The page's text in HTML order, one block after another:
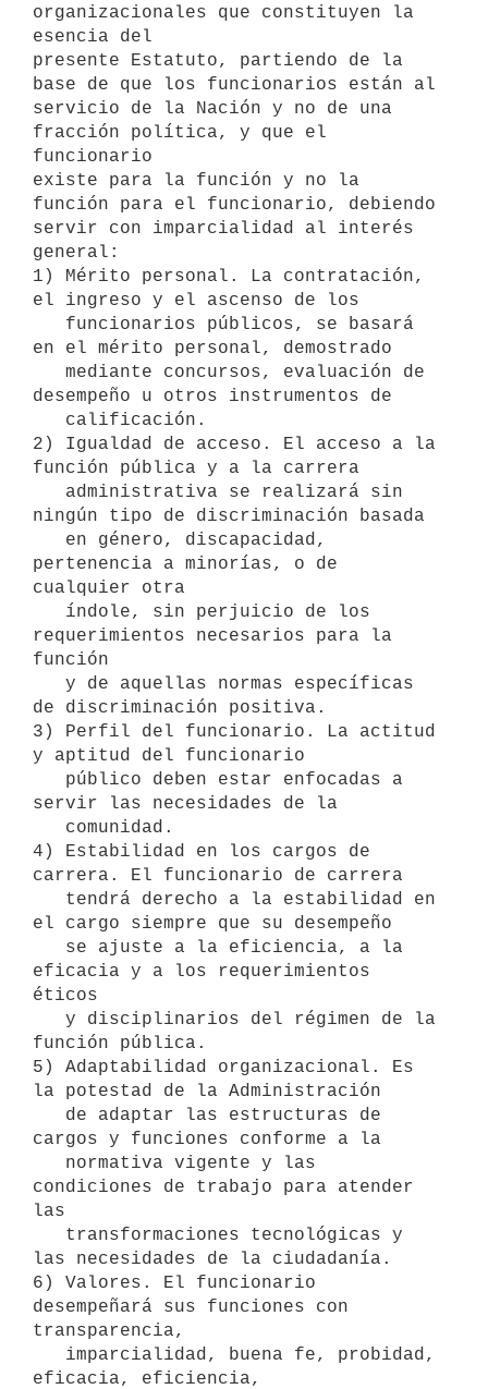
organizacionales que constituyen la
esencia del
presente Estatuto, partiendo de la
base de que los funcionarios están al
servicio de la Nación y no de una
fracción política, y que el
funcionario
existe para la función y no la
función para el funcionario, debiendo
servir con imparcialidad al interés
general:
1) Mérito personal. La contratación,
el ingreso y el ascenso de los
en el mérito personal, demostrado
desempeño u otros instrumentos de
2) Igualdad de acceso. El acceso a la
función pública y a la carrera
ningún tipo de discriminación basada
pertenencia a minorías, o de
cualquier otra
requerimientos necesarios para la
función
de discriminación positiva.
3) Perfil del funcionario. La actitud
y aptitud del funcionario
servir las necesidades de la
4) Estabilidad en los cargos de
carrera. El funcionario de carrera
el cargo siempre que su desempeño
eficacia y a los requerimientos
éticos
función pública.
5) Adaptabilidad organizacional. Es
la potestad de la Administración
cargos y funciones conforme a la
condiciones de trabajo para atender
las
las necesidades de la ciudadanía.
6) Valores. El funcionario
desempeñará sus funciones con
transparencia,
eficacia, eficiencia,